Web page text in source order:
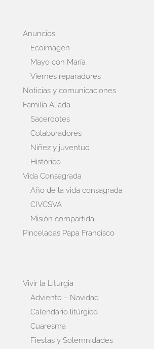
Anuncios
Ecoimagen
Mayo con María
Viernes reparadores
Noticias y comunicaciones
Familia Aliada
Sacerdotes
Colaboradores
Niñez y juventud
Histórico
Vida Consagrada
Año de la vida consagrada
CIVCSVA
Misión compartida
Pinceladas Papa Francisco
Vivir la Liturgia
Adviento – Navidad
Calendario litúrgico
Cuaresma
Fiestas y Solemnidades